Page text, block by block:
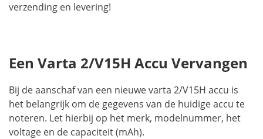
verzending en levering!
Een Varta 2/V15H Accu Vervangen
Bij de aanschaf van een nieuwe varta 2/V15H accu is
het belangrijk om de gegevens van de huidige accu te
noteren. Let hierbij op het merk, modelnummer, het
voltage en de capaciteit (mAh).